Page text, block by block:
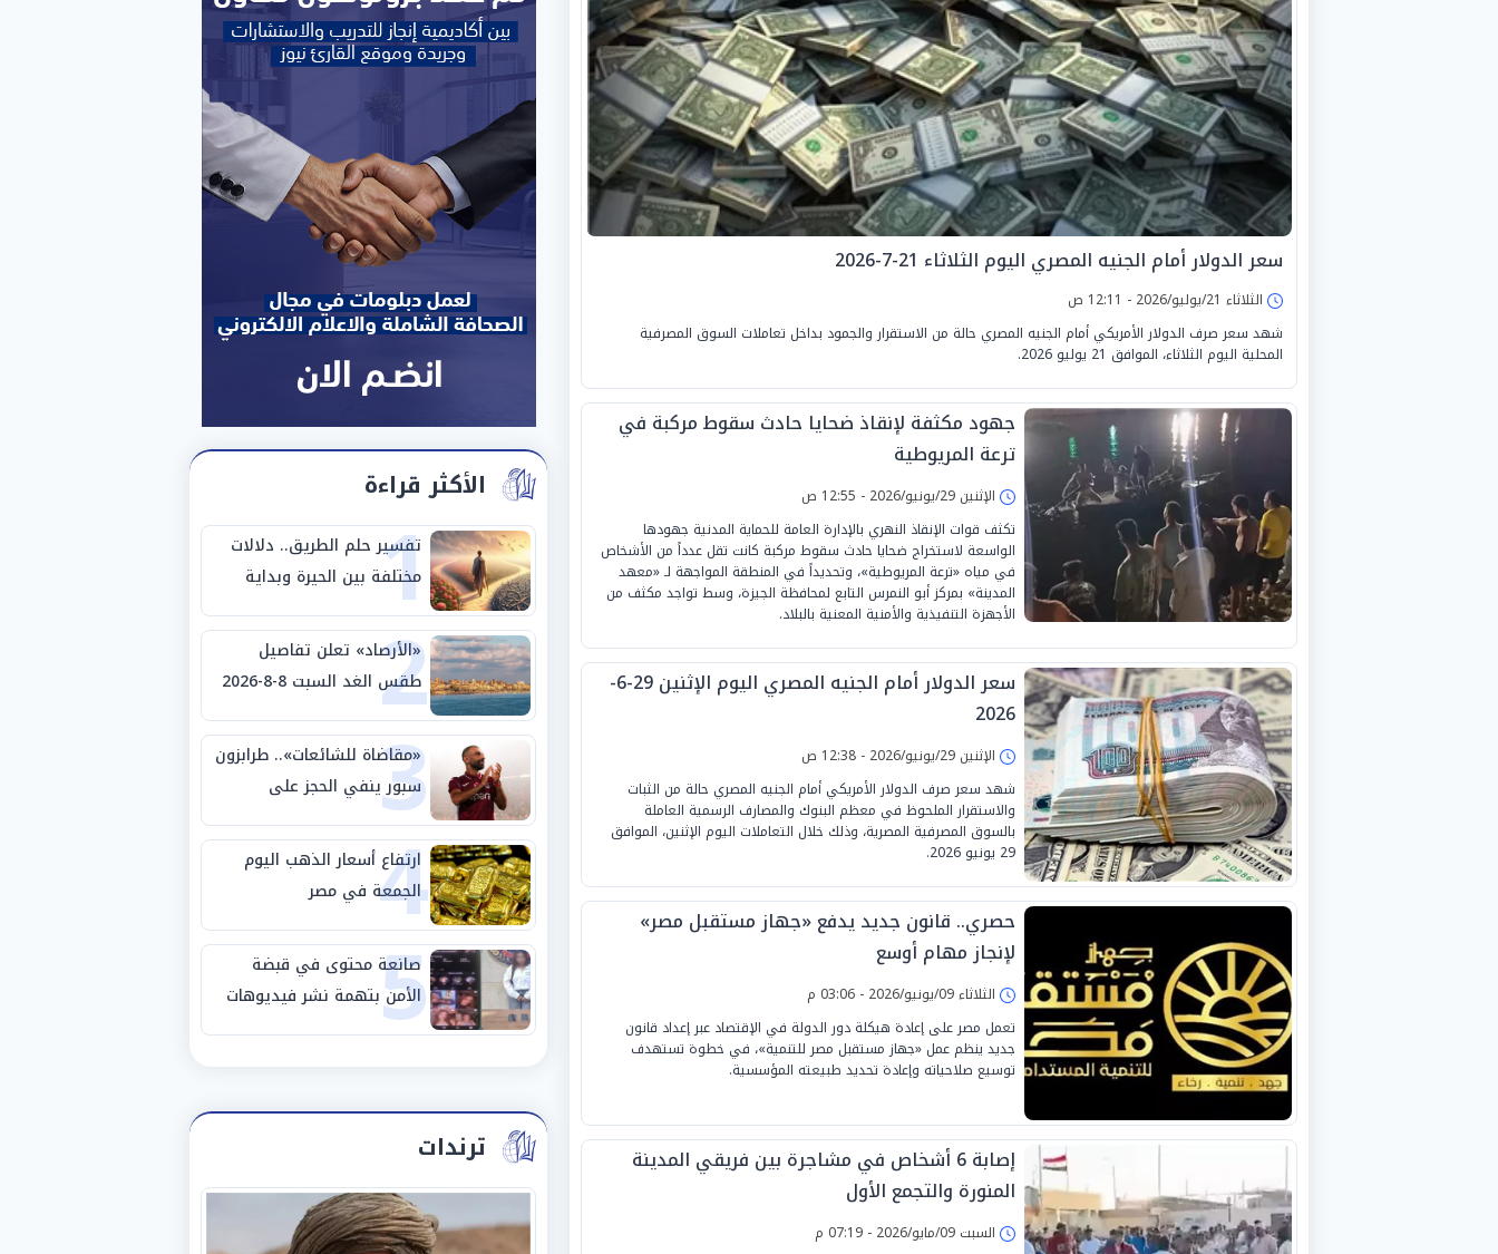
سعر الدولار أمام الجنيه المصري اليوم الثلاثاء 21-7-2026
الثلاثاء 21/يوليو/2026 - 12:11 ص
شهد سعر صرف الدولار الأمريكي أمام الجنيه المصري حالة من الاستقرار والجمود بداخل تعاملات السوق المصرفية
المحلية اليوم الثلاثاء، الموافق 21 يوليو 2026.
جهود مكثفة لإنقاذ ضحايا حادث سقوط مركبة في
ترعة المريوطية
الإثنين 29/يونيو/2026 - 12:55 ص
تكثف قوات الإنقاذ النهري بالإدارة العامة للحماية المدنية جهودها
الواسعة لاستخراج ضحايا حادث سقوط مركبة كانت تقل عدداً من الأشخاص
في مياه «ترعة المريوطية»، وتحديداً في المنطقة المواجهة لـ «معهد
المدينة» بمركز أبو النمرس التابع لمحافظة الجيزة، وسط تواجد مكثف من
الأجهزة التنفيذية والأمنية المعنية بالبلاد.
سعر الدولار أمام الجنيه المصري اليوم الإثنين 29-6-
2026
الإثنين 29/يونيو/2026 - 12:38 ص
شهد سعر صرف الدولار الأمريكي أمام الجنيه المصري حالة من الثبات
والاستقرار الملحوظ في معظم البنوك والمصارف الرسمية العاملة
بالسوق المصرفية المصرية، وذلك خلال التعاملات اليوم الإثنين، الموافق
29 يونيو 2026.
حصري.. قانون جديد يدفع «جهاز مستقبل مصر»
لإنجاز مهام أوسع
الثلاثاء 09/يونيو/2026 - 03:06 م
تعمل مصر على إعادة هيكلة دور الدولة في الإقتصاد عبر إعداد قانون
جديد ينظم عمل «جهاز مستقبل مصر للتنمية»، في خطوة تستهدف
توسيع صلاحياته وإعادة تحديد طبيعته المؤسسية.
إصابة 6 أشخاص في مشاجرة بين فريقي المدينة
المنورة والتجمع الأول
السبت 09/مايو/2026 - 07:19 م
الأكثر قراءة
1
تفسير حلم الطريق.. دلالات
مختلفة بين الحيرة وبداية
مرحلة جديدة
2
«الأرصاد» تعلن تفاصيل
طقس الغد السبت 8-8-2026
والظواهر الجوية
3
«مقاضاة للشائعات».. طرابزون
سبور ينفي الحجز على
مستحقات محمد صلاح
4
ارتفاع أسعار الذهب اليوم
الجمعة في مصر
5
صانعة محتوى في قبضة
الأمن بتهمة نشر فيديوهات
خادشة للحياء
ترندات